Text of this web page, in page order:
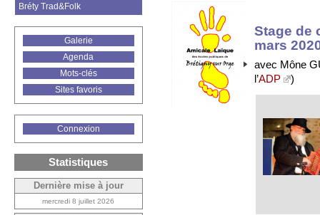
Stage de
mars
avec Mône
l’ADP )
Bréty Trad&Folk
Galerie
Agenda
Mots-clés
Sites favoris
Connexion
Statistiques
Dernière mise à jour
mercredi 8 juillet 2026